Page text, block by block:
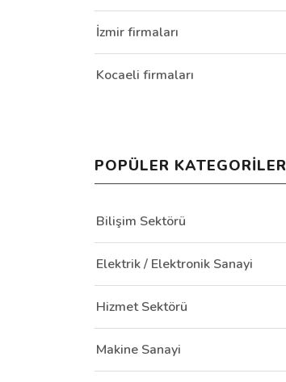
İzmir firmaları
Kocaeli firmaları
POPÜLER KATEGORILER
Bilişim Sektörü
Elektrik / Elektronik Sanayi
Hizmet Sektörü
Makine Sanayi